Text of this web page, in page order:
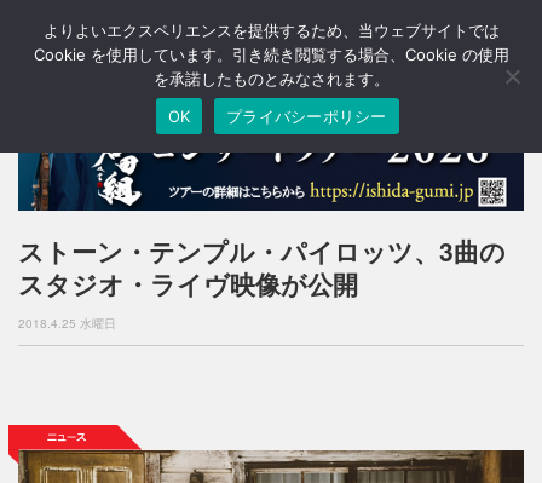
T
o
a
v
i
g
o
ストーン・テンプル・パイロッツ、3曲の
スタジオ・ライヴ映像が公開
2018.4.25 水曜日
よりよいエクスペリエンスを提供するため、当ウェブサイトでは
Cookie を使用しています。引き続き閲覧する場合、Cookie の使用
を承諾したものとみなされます。
OK
プライバシーポリシー